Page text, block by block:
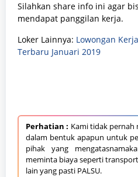
Silahkan share info ini agar
mendapat panggilan kerja.
Loker Lainnya: Lowongan
Terbaru Januari 2019
Perhatian : Kami tidak
dalam bentuk apapun untuk
pihak yang
meminta biaya seperti
lain yang pasti PALSU.